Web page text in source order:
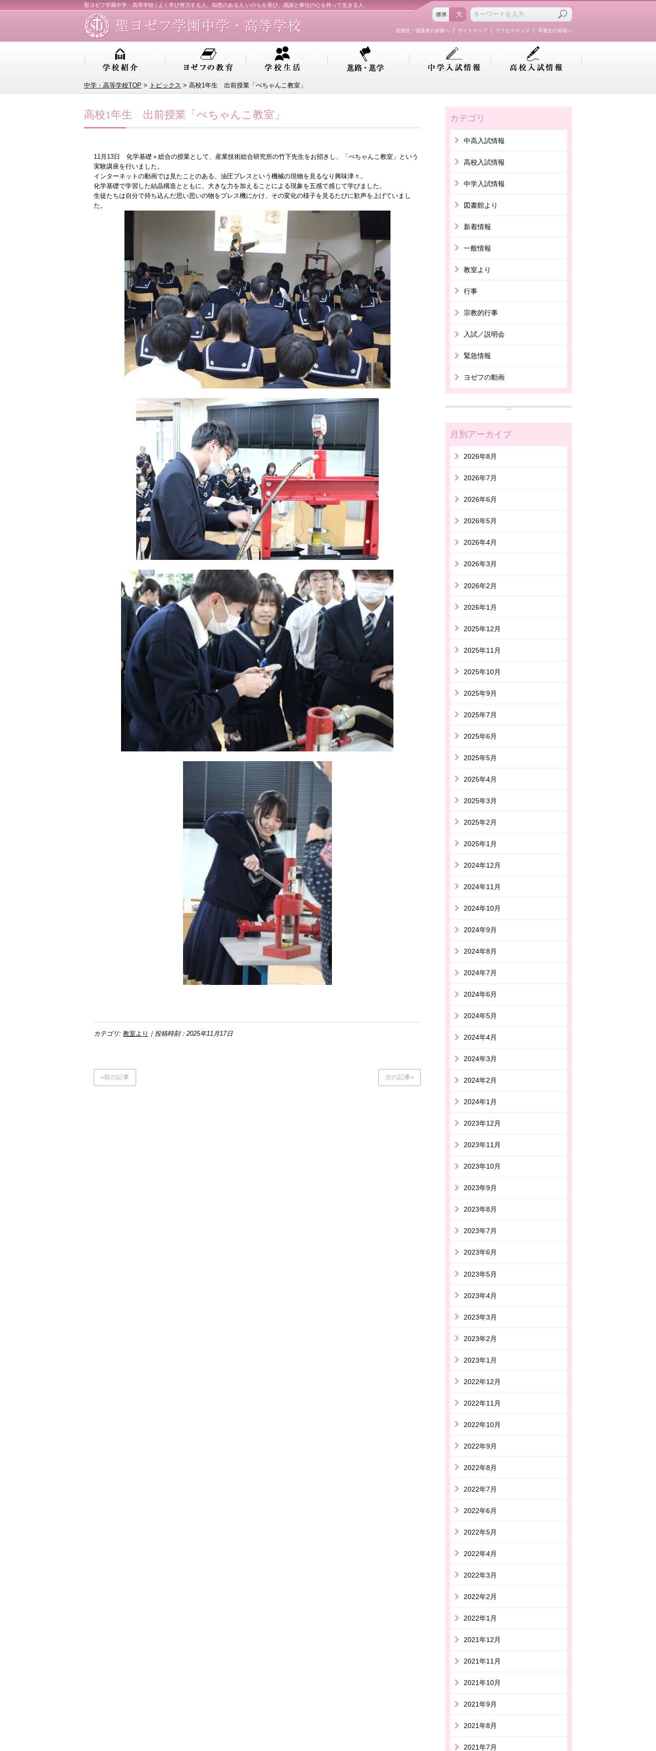
聖ヨゼフ学園中学・高等学校 | よく学び努力する人、知恵のある人 いのちを喜び、感謝と奉仕の心を持って生きる人
卒業生の皆様へ
アクセスマップ
サイトマップ
在校生・保護者の皆様へ
中学・高等学校TOP > トピックス > 高校1年生 出前授業「ぺちゃんこ教室」
高校1年生 出前授業「ぺちゃんこ教室」
11月13日 化学基礎＋総合の授業として、産業技術総合研究所の竹下先生をお招きし、「ぺちゃんこ教室」という
実験講座を行いました。
インターネットの動画では見たことのある、油圧プレスという機械の現物を見るなり興味津々。
化学基礎で学習した結晶構造とともに、大きな力を加えることによる現象を五感で感じて学びました。
生徒たちは自分で持ち込んだ思い思いの物をプレス機にかけ、その変化の様子を見るたびに歓声を上げていまし
た。
カテゴリ: 教室より ｜投稿時刻：2025年11月17日
«前の記事 次の記事»
カテゴリ
中高入試情報
高校入試情報
中学入試情報
図書館より
新着情報
一般情報
教室より
行事
宗教的行事
入試／説明会
緊急情報
ヨゼフの動画
月別アーカイブ
2026年8月
2026年7月
2026年6月
2026年5月
2026年4月
2026年3月
2026年2月
2026年1月
2025年12月
2025年11月
2025年10月
2025年9月
2025年7月
2025年6月
2025年5月
2025年4月
2025年3月
2025年2月
2025年1月
2024年12月
2024年11月
2024年10月
2024年9月
2024年8月
2024年7月
2024年6月
2024年5月
2024年4月
2024年3月
2024年2月
2024年1月
2023年12月
2023年11月
2023年10月
2023年9月
2023年8月
2023年7月
2023年6月
2023年5月
2023年4月
2023年3月
2023年2月
2023年1月
2022年12月
2022年11月
2022年10月
2022年9月
2022年8月
2022年7月
2022年6月
2022年5月
2022年4月
2022年3月
2022年2月
2022年1月
2021年12月
2021年11月
2021年10月
2021年9月
2021年8月
2021年7月